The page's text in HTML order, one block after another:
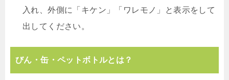
入れ、外側に「キケン」「ワレモノ」と表示をして
出してください。
びん・缶・ペットボトルとは？